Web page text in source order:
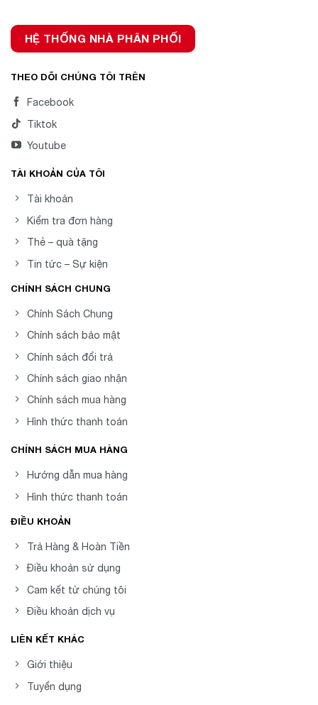
HỆ THỐNG NHÀ PHÂN PHỐI
THEO DÕI CHÚNG TÔI TRÊN
Facebook
Tiktok
Youtube
TÀI KHOẢN CỦA TÔI
Tài khoản
Kiểm tra đơn hàng
Thẻ – quà tặng
Tin tức – Sự kiện
CHÍNH SÁCH CHUNG
Chính Sách Chung
Chính sách bảo mật
Chính sách đổi trả
Chính sách giao nhận
Chính sách mua hàng
Hình thức thanh toán
CHÍNH SÁCH MUA HÀNG
Hướng dẫn mua hàng
Hình thức thanh toán
ĐIỀU KHOẢN
Trả Hàng & Hoàn Tiền
Điều khoản sử dụng
Cam kết từ chúng tôi
Điều khoản dịch vụ
LIÊN KẾT KHÁC
Giới thiệu
Tuyển dụng